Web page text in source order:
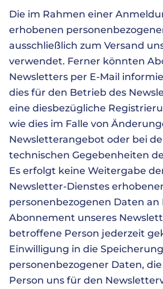
Die im Rahmen einer
erhobenen
ausschließlich zum Versand
verwendet. Ferner könnten
Newsletters per E-Mail
dies für den Betrieb des
eine diesbezügliche
wie dies im Falle von
Newsletterangebot oder bei
technischen Gegebenheiten
Es erfolgt keine Weitergabe
Newsletter-Dienstes
personenbezogenen Daten an
Abonnement unseres
betroffene Person jederzeit
Einwilligung in die Speicherung
personenbezogener Daten,
Person uns für den